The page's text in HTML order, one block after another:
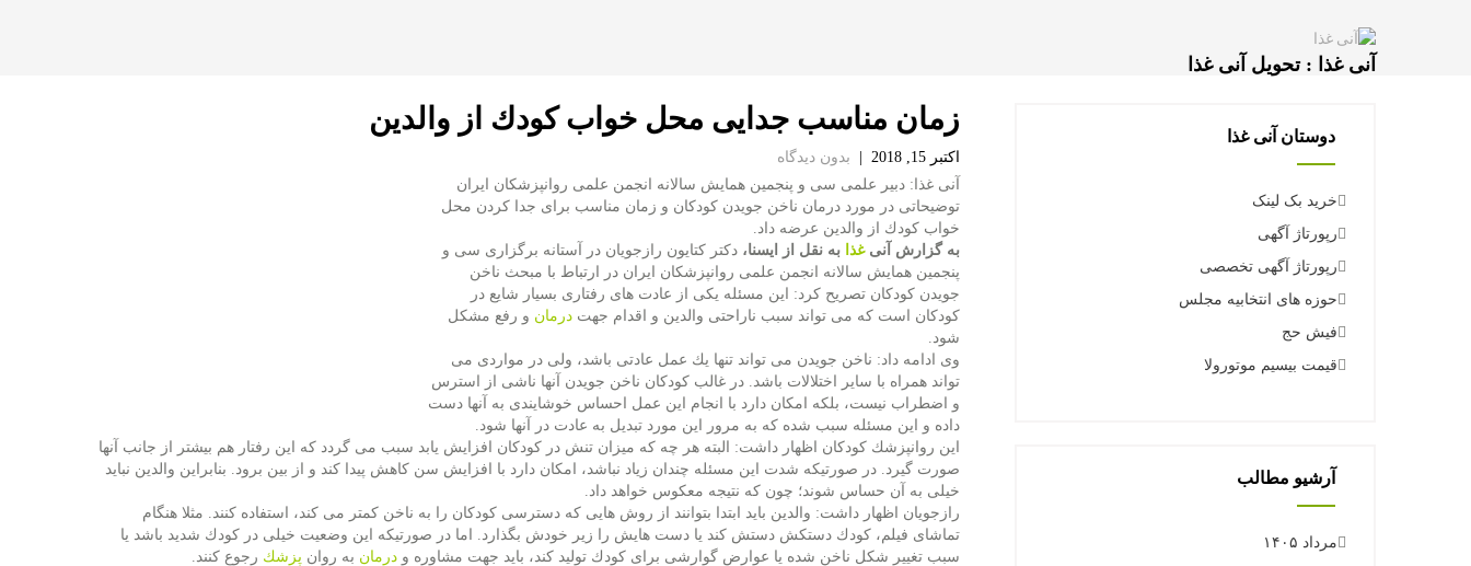
آنی غذا : تحویل آنی غذا
زمان مناسب جدایی محل خواب كودك از والدین
اکتبر 15, 2018
بدون دیدگاه
آنی غذا: دبیر علمی سی و پنجمین همایش سالانه انجمن علمی روانپزشكان ایران
توضیحاتی در مورد درمان ناخن جویدن كودكان و زمان مناسب برای جدا كردن محل
خواب كودك از والدین عرضه داد.
به گزارش آنیغذا به نقل از ایسنا، دكتر كتایون رازجویان در آستانه برگزاری سی و
پنجمین همایش سالانه انجمن علمی روانپزشكان ایران در ارتباط با مبحث ناخن
جویدن كودكان تصریح كرد: این مسئله یكی از عادت های رفتاری بسیار شایع در
كودكان است كه می تواند سبب ناراحتی والدین و اقدام جهت درمان و رفع مشكل
شود.
وی ادامه داد: ناخن جویدن می تواند تنها یك عمل عادتی باشد، ولی در مواردی می
تواند همراه با سایر اختلالات باشد. در غالب كودكان ناخن جویدن آنها ناشی از استرس
و اضطراب نیست، بلكه امكان دارد با انجام این عمل احساس خوشایندی به آنها دست
داده و این مسئله سبب شده كه به مرور این مورد تبدیل به عادت در آنها شود.
این روانپزشك كودكان اظهار داشت: البته هر چه كه میزان تنش در كودكان افزایش یابد سبب می گردد كه این رفتار هم بیشتر از جانب آنها
صورت گیرد. در صورتیكه شدت این مسئله چندان زیاد نباشد، امكان دارد با افزایش سن كاهش پیدا كند و از بین برود. بنابراین والدین نباید
خیلی به آن حساس شوند؛ چون كه نتیجه معكوس خواهد داد.
رازجویان اظهار داشت: والدین باید ابتدا بتوانند از روش هایی كه دسترسی كودكان را به ناخن كمتر می كند، استفاده كنند. مثلا هنگام
تماشای فیلم، كودك دستكش دستش كند یا دست هایش را زیر خودش بگذارد. اما در صورتیكه این وضعیت خیلی در كودك شدید باشد یا
سبب تغییر شكل ناخن شده یا عوارض گوارشی برای كودك تولید كند، باید جهت مشاوره و درمان به روان پزشك رجوع كنند.
دوستان آنی غذا
خرید بک لینک
رپورتاژ آگهی
رپورتاژ آگهی تخصصی
حوزه های انتخابیه مجلس
فیش حج
قیمت بیسیم موتورولا
آرشیو مطالب
مرداد ۱۴۰۵